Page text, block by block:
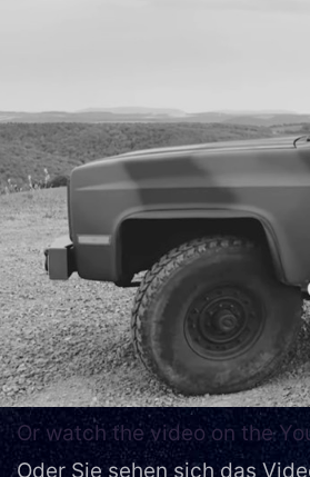
Or watch the video on the
Oder Sie sehen sich das